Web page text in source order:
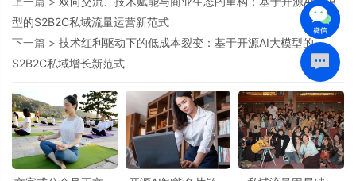
型的S2B2C私域流量运营新范式
下一篇 > 技术红利驱动下的低成本裂变：基于开源AI大模型的
S2B2C私域增长新范式